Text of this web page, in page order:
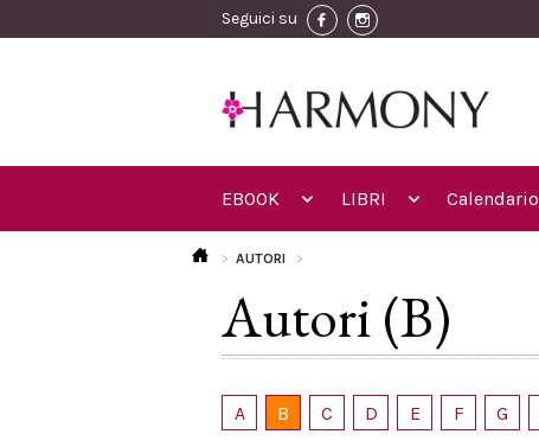
Seguici su
EBOOK LIBRI Calendario
AUTORI
Autori (B)
A B C D E F G